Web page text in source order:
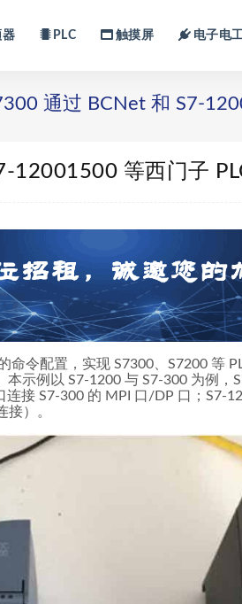
器 PLC 触摸屏 电子电
通过 BCNet 和 S7-
12001500 等西门子
令配置，实现 S7300、S7200 等
本示例以 S7-1200 与 S7-300 为例，
接 S7-300 的 MPI 口/DP 口；S7-
接）。